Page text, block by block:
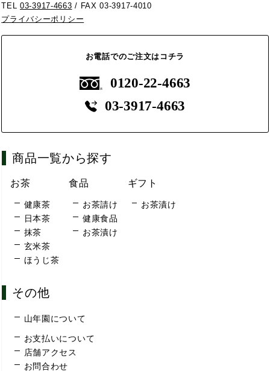
TEL03-3917-4663 / FAX 03-3917-4010
プライバシーポリシー
お電話でのご注文はコチラ
0120-22-4663
03-3917-4663
商品一覧から探す
お茶
健康茶
日本茶
抹茶
玄米茶
ほうじ茶
食品
お茶請け
健康食品
お茶漬け
ギフト
お茶漬け
その他
山年園について
お支払いについて
店舗アクセス
お問合わせ